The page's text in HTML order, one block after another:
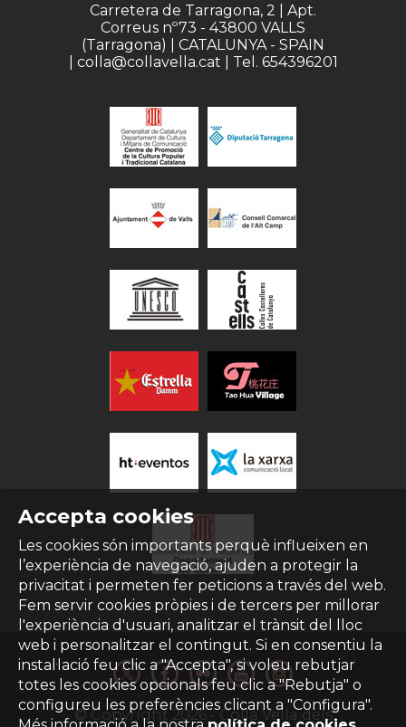
Accepta cookies
Les cookies són importants perquè influeixen en
l’experiència de navegació, ajuden a protegir la
privacitat i permeten fer peticions a través del web.
Fem servir cookies pròpies i de tercers per millorar
l'experiència d'usuari, analitzar el trànsit del lloc
web i personalitzar el contingut. Si en consentiu la
instal·lació feu clic a "Accepta", si voleu rebutjar
totes les cookies opcionals feu clic a "Rebutja" o
configureu les preferències clicant a "Configura".
Carretera de Tarragona, 2 | Apt.
Correus nº73 - 43800 VALLS
(Tarragona) | CATALUNYA - SPAIN
| colla@collavella.cat | Tel. 654396201
© Copyright2026- Colla Vella dels